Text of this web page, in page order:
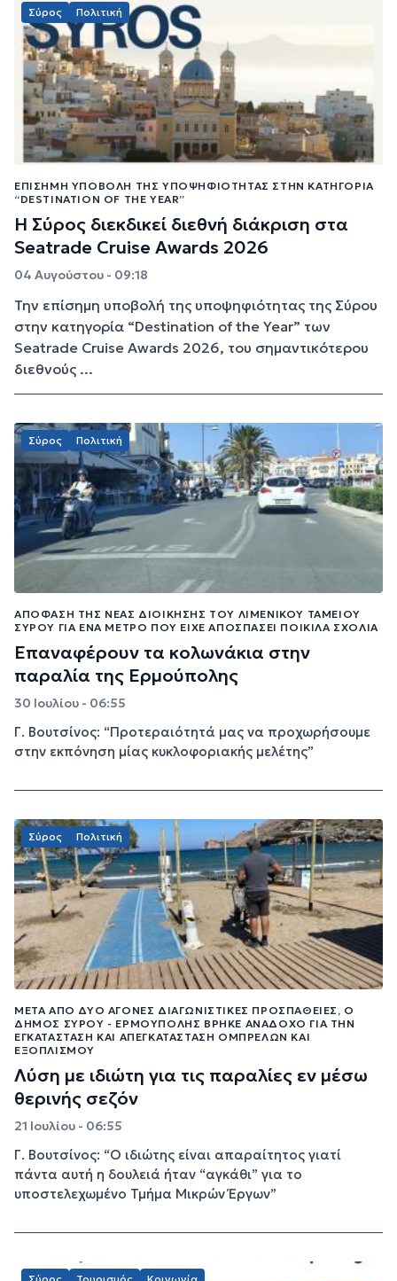
Σύρος Πολιτική
EΠΊΣΗΜΗ ΥΠΟΒΟΛΉ ΤΗΣ ΥΠΟΨΗΦΙΌΤΗΤΑΣ ΣΤΗΝ ΚΑΤΗΓΟΡΊΑ
“DESTINATION OF THE YEAR”
Η Σύρος διεκδικεί διεθνή διάκριση στα
Seatrade Cruise Awards 2026
04 Αυγούστου - 09:18
Την επίσημη υποβολή της υποψηφιότητας της Σύρου
στην κατηγορία “Destination of the Year” των
Seatrade Cruise Awards 2026, του σημαντικότερου
διεθνούς ...
Σύρος Πολιτική
ΑΠΌΦΑΣΗ ΤΗΣ ΝΈΑΣ ΔΙΟΊΚΗΣΗΣ ΤΟΥ ΛΙΜΕΝΙΚΟΎ ΤΑΜΕΊΟΥ
ΣΎΡΟΥ ΓΙΑ ΈΝΑ ΜΈΤΡΟ ΠΟΥ ΕΊΧΕ ΑΠΟΣΠΆΣΕΙ ΠΟΙΚΊΛΑ ΣΧΌΛΙΑ
Επαναφέρουν τα κολωνάκια στην
παραλία της Ερμούπολης
30 Ιουλίου - 06:55
Γ. Βουτσίνος: “Προτεραιότητά μας να προχωρήσουμε
στην εκπόνηση μίας κυκλοφοριακής μελέτης”
Σύρος Πολιτική
ΜΕΤΆ ΑΠΌ ΔΎΟ ΆΓΟΝΕΣ ΔΙΑΓΩΝΙΣΤΙΚΈΣ ΠΡΟΣΠΆΘΕΙΕΣ, Ο
ΔΉΜΟΣ ΣΎΡΟΥ - ΕΡΜΟΎΠΟΛΗΣ ΒΡΉΚΕ ΑΝΆΔΟΧΟ ΓΙΑ ΤΗΝ
ΕΓΚΑΤΆΣΤΑΣΗ ΚΑΙ ΑΠΕΓΚΑΤΆΣΤΑΣΗ ΟΜΠΡΕΛΏΝ ΚΑΙ
ΕΞΟΠΛΙΣΜΟΎ
Λύση με ιδιώτη για τις παραλίες εν μέσω
θερινής σεζόν
21 Ιουλίου - 06:55
Γ. Βουτσίνος: “Ο ιδιώτης είναι απαραίτητος γιατί
πάντα αυτή η δουλειά ήταν “αγκάθι” για το
υποστελεχωμένο Τμήμα Μικρών Έργων”